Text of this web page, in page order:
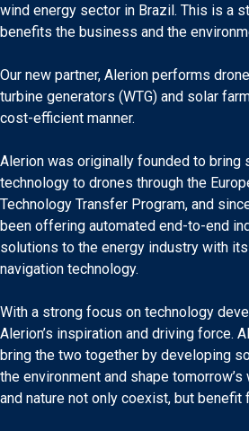
wind energy sector in Brazil. This is a
benefits the business and the
Our new partner, Alerion performs
turbine generators (WTG) and solar
cost-efficient manner.
Alerion was originally founded to bring
technology to drones through the
Technology Transfer Program, and
been offering automated end-to-end
solutions to the energy industry with
navigation technology.
With a strong focus on technology
Alerion’s inspiration and driving force.
bring the two together by developing
the environment and shape
and nature not only coexist, but benefit